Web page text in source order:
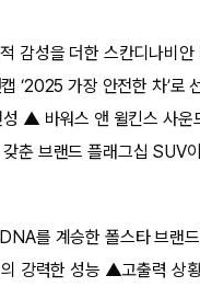
감성을 더한 스칸디나비안
‘2025 가장 안전한 차’로
▲ 바워스 앤 윌킨스 사운
춘 브랜드 플래그십 SUV
를 계승한 폴스타 브랜
강력한 성능 ▲고출력 상황